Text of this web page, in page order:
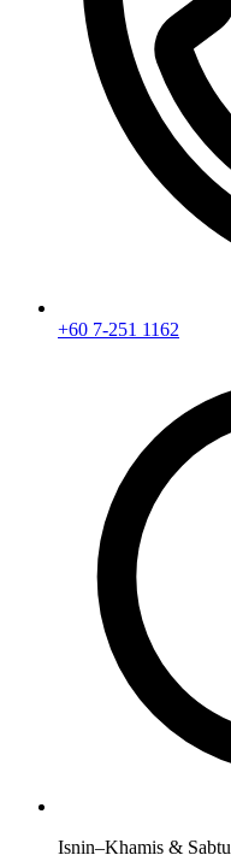
+60 7-251 1162
Isnin–Khamis & Sabtu